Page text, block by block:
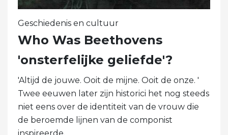
Geschiedenis en cultuur
Who Was Beethovens
'onsterfelijke geliefde'?
'Altijd de jouwe. Ooit de mijne. Ooit de onze. '
Twee eeuwen later zijn historici het nog steeds
niet eens over de identiteit van de vrouw die
de beroemde lijnen van de componist